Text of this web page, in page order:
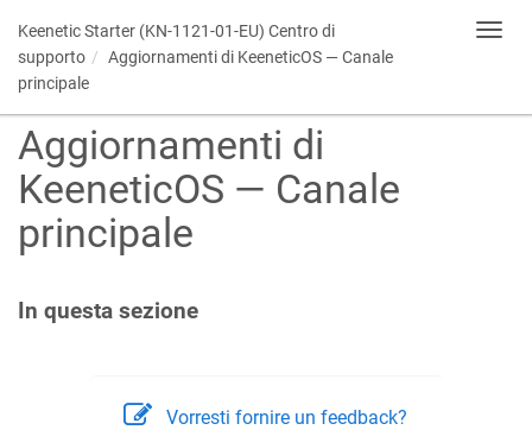
Keenetic Starter (KN-1121-01-EU) Centro di
supporto
Aggiornamenti di KeeneticOS — Canale
principale
Aggiornamenti di
KeeneticOS — Canale
principale
In questa sezione
Vorresti fornire un feedback?